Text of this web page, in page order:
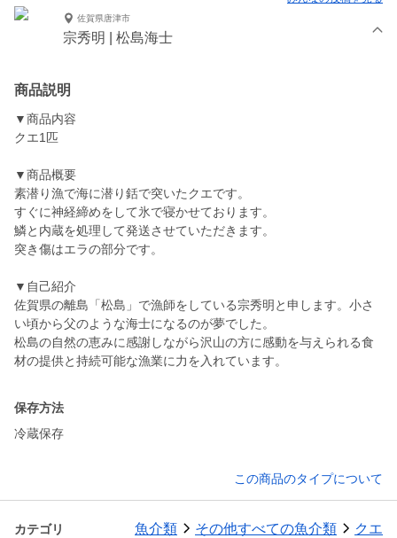
佐賀県唐津市
宗秀明 | 松島海士
商品説明
▼商品内容
クエ1匹
▼商品概要
素潜り漁で海に潜り銛で突いたクエです。
すぐに神経締めをして氷で寝かせております。
鱗と内蔵を処理して発送させていただきます。
突き傷はエラの部分です。
▼自己紹介
佐賀県の離島「松島」で漁師をしている宗秀明と申します。小さ
い頃から父のような海士になるのが夢でした。
松島の自然の恵みに感謝しながら沢山の方に感動を与えられる食
材の提供と持続可能な漁業に力を入れています。
保存方法
冷蔵保存
この商品のタイプについて
カテゴリ 魚介類 その他すべての魚介類 クエ